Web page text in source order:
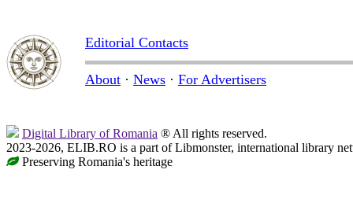
Editorial Contacts
About · News · For Advertisers
Digital Library of Romania ® All rights reserved.
2023-2026, ELIB.RO is a part of Libmonster, international library
Preserving Romania's heritage